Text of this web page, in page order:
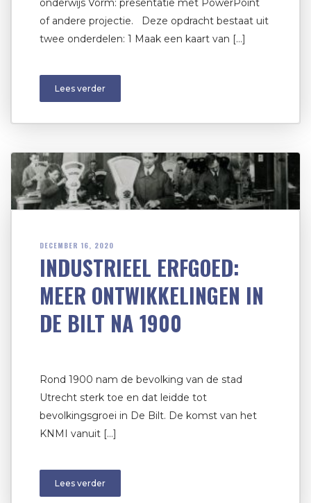
onderwijs Vorm: presentatie met PowerPoint
of andere projectie. Deze opdracht bestaat uit
twee onderdelen: 1 Maak een kaart van […]
Lees verder
DECEMBER 16, 2020
INDUSTRIEEL ERFGOED:
MEER ONTWIKKELINGEN IN
DE BILT NA 1900
Rond 1900 nam de bevolking van de stad
Utrecht sterk toe en dat leidde tot
bevolkingsgroei in De Bilt. De komst van het
KNMI vanuit […]
Lees verder